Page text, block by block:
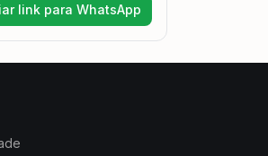
link para WhatsApp